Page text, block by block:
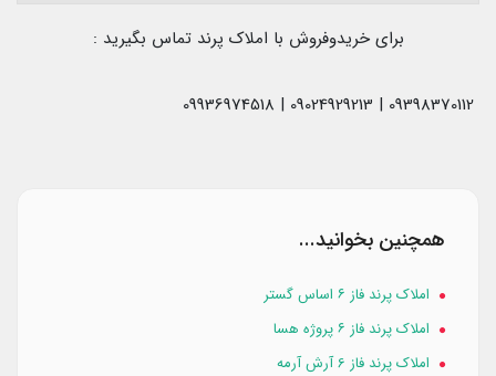
برای خریدوفروش با املاک پرند تماس بگیرید :
همچنین بخوانید...
املاک پرند فاز ۶ اساس گستر
املاک پرند فاز ۶ پروژه هسا
املاک پرند فاز 6 آرش آرمه